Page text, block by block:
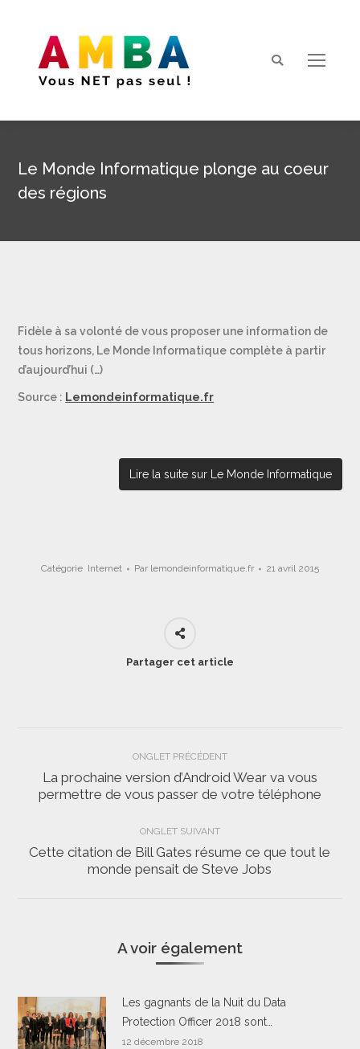
Search:
Le Monde Informatique plonge au coeur
des régions
Fidèle à sa volonté de vous proposer une information de
tous horizons, Le Monde Informatique complète à partir
d’aujourd’hui (…)
Source : Lemondeinformatique.fr
Lire la suite sur Le Monde Informatique
Catégorie Internet Par lemondeinformatique.fr 21 avril 2015
Partager cet article
Navigation
de
commentaire
ONGLET PRÉCÉDENT
Onglet
La prochaine version d’Android Wear va vous
permettre de vous passer de votre téléphone
ONGLET SUIVANT
Onglet
Cette citation de Bill Gates résume ce que tout le
monde pensait de Steve Jobs
A voir également
Les gagnants de la Nuit du Data
Protection Officer 2018 sont…
12 décembre 2018